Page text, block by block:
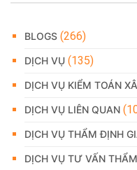
BLOGS (266)
DỊCH VỤ (135)
DỊCH VỤ KIỂM TOÁN
DỊCH VỤ LIÊN QUAN
DỊCH VỤ THẨM ĐỊNH
DỊCH VỤ TƯ VẤN